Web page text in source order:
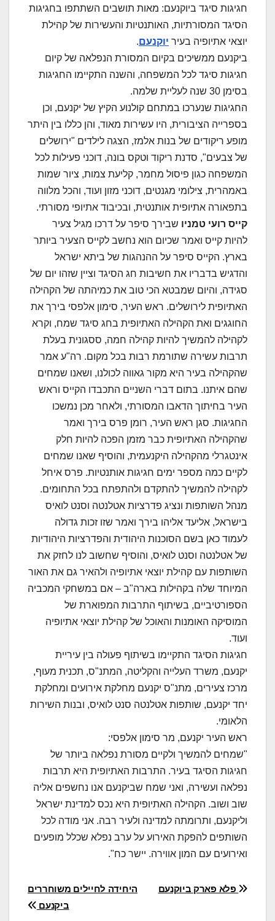
חגיגות סיגד ביוקנעם: מאות תושבים השתתפו בחגיגות
הסיגד המסורתיות, האותנטיות והעשירות של קהילת
יוצאי אתיופיה בעיר יוקנעם.
ביקנעם ממשיכים בקיום המסורת הנפלאה של קיום
חגיגות סיגד לכל המשפחה, והשנה התקיימו החגיגות
בסימן 30 שנה לעליית שלמה.
החגיגות שנערכו במתחם קולנוע הקיץ של יקנעם, וכן
בספרייה הציבורית, היו עשירות מאוד, והן כללו בין היתר
מופע ריקודים של בנות אלמז, הצגה לילדים "ירושלים
של צבעים", סדנת ריקוד וטקס בונה, דוכני פעילות לכל
המשפחה כגון פיסול מחמר, קליעת צמות, ציור שמות
באמהרית, צילומי מגנטים, דוכני מזון ועוד, והכל מלווה
בתפאורה אתיופית אותנטית, ובכיבוד אתיופי מסורתי.
קייס רועי טמניו שבירך סיפר על דרכו מגיל צעיר
להיות קייס ואמר שכיום הוא נחשב לקייס הצעיר ביותר
בארץ. הקייס סיפר על ההנהגות של ביתא ישראל
והדגיש בדבריו את חשיבות חג הסיגד וציין שזהו יום של
סגידה, והיום שמבטא הכי טוב את כמיהתה של הקהילה
האתיופית לירושלים. ראש העיר, סימון אלפסי בירך את
החוגגים ואת הקהילה האתיופית בחג סיגד שמח, וקרא
לקהילה להמשיך להיות קהילה חמה, ססגונית בעלת
תרבות עשירה שתורמת רבות בכל מקום. רה"ע אמר
שהקהילה בעיר היא מקור גאווה לכולנו, ושאנו שמחים
שהם איתנו. בתום דברי השניים התכבדו הקייס וראש
העיר בחיתוך הדאבו המסורתי, ולאחר מכן נמשכו
החגיגות. סגן ראש העיר, רומן פרס בירך ואמר
שהקהילה האתיופית כבר מזמן הפכה להיות חלק
אינטגרלי מהקהילה היקנעמית, והוסיף שאנו שמחים
לקיים כמה מספר ימים חגיגות אותנטיות. פרס איחל
לקהילה להמשיך להתקדם ולהתפתח בכל התחומים.
מנהל השותפות ונציג פדרציות אטלנטה וסנט לואיס
בישראל, אליעד אליהו בירך ואמר שזו זכות גדולה
לעמוד כאן בשם הסוכנות היהודית והפדרציות היהודיות
של אטלנטה וסנט לואיס, והוסיף שחשוב לנו לחזק את
השותפות עם קהילת יוצאי אתיופיה ולהאיר גם את האור
המיוחד שלה בקהילות בארה"ב – אם במשחקי המכביה
הספורטיביים, בשיתוף התרבות המפוארת של
המוסיקה האומנות והאוכל של קהילת יוצאי אתיופיה
ועוד.
חגיגות הסיגד התקיימו בשיתוף פעולה בין עיריית
יקנעם, משרד העלייה והקליטה, המתנ"ס, תכנית מעוף,
מרכז צעירים, מתנ"ס יקנעם מחלקת אירועים ומחלקת
יחד יקנעם, שותפות אטלנטה סנט לואיס, ובנות השירות
הלאומי.
ראש העיר יקנעם, מר סימון אלפסי:
"שמחים להמשיך ולקיים מסורת נפלאה ביותר של
חגיגות הסיגד בעיר. התרבות האתיופית היא תרבות
נפלאה ועשירה, ואני שמח שביקנעם אנו נחשפים אליה
שוב ושוב. הקהילה האתיופית היא נכס למדינת ישראל
וליקנעם, ותרומתה למדינה ולעיר רבה. אני מודה לכל
השותפים להפקת האירוע על ערב נפלא שכלל מופעים
ואירועים עם המון אווירה. יישר כח".
ניווט
היחידה לחיילים משוחררים
ביקנעם
פלא פארק ביוקנעם